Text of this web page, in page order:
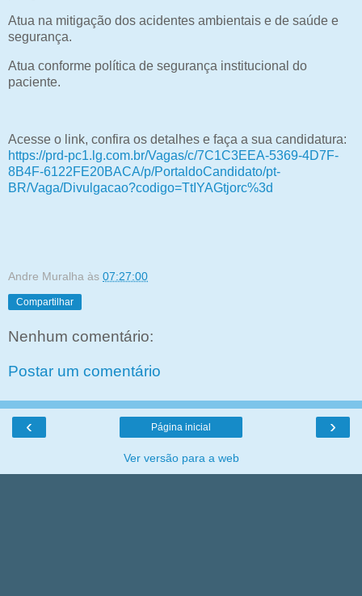
Atua na mitigação dos acidentes ambientais e de saúde e
segurança.
Atua conforme política de segurança institucional do
paciente.
Acesse o link, confira os detalhes e faça a sua candidatura:
https://prd-pc1.lg.com.br/Vagas/c/7C1C3EEA-5369-4D7F-
8B4F-6122FE20BACA/p/PortaldoCandidato/pt-
BR/Vaga/Divulgacao?codigo=TtIYAGtjorc%3d
Andre Muralha às 07:27:00
Compartilhar
Nenhum comentário:
Postar um comentário
‹ ›
Página inicial
Ver versão para a web